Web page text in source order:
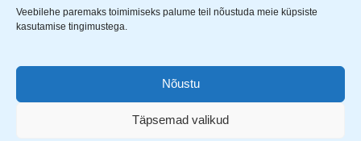
Veebilehe paremaks toimimiseks palume teil nõustuda meie küpsiste
kasutamise tingimustega.
Nõustu
Täpsemad valikud
Upload up to 5 images or videos